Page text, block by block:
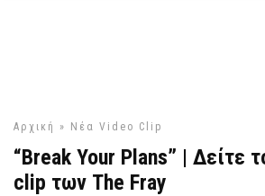
Αρχική » Νέα Video Clip
“Break Your Plans” | Δείτε
clip των The Fray